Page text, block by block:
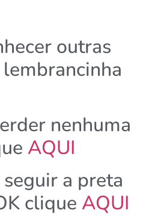
outras
nenhuma
AQUI
a preta
clique AQUI